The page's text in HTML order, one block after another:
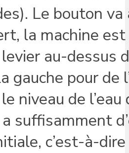
Le bouton
la machine
au-dessus
gauche pour
niveau de
suffisamment
c’est-à-